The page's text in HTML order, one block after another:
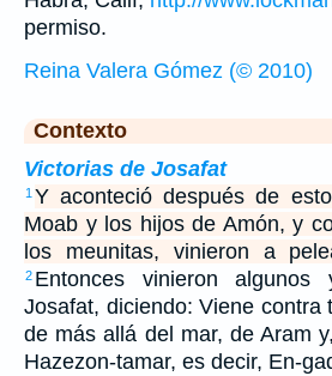
permiso.
Reina Valera Gómez (© 2010)
Contexto
Victorias de Josafat
1 Y aconteció después de
Moab y los hijos de Amón, y
los meunitas, vinieron a
2 Entonces vinieron
Josafat, diciendo: Viene contra
de más allá del mar, de Aram
Hazezon-tamar, es decir, En-